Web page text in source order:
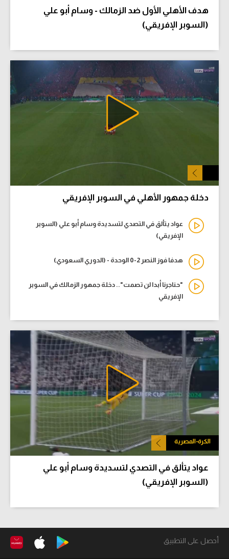
هدف الأهلي الأول ضد الزمالك - وسام أبو علي
(السوبر الإفريقي)
دخلة جمهور الأهلي في السوبر الإفريقي
عواد يتألق في التصدي لتسديدة وسام أبو علي (السوبر
الإفريقي)
هدفا فوز النصر 2-0 الوحدة - (الدوري السعودي)
"حناجرنا أبدا لن تصمت".. دخلة جمهور الزمالك في السوبر
الإفريقي
الكرة-المصرية
عواد يتألق في التصدي لتسديدة وسام أبو علي
(السوبر الإفريقي)
أحصل على التطبيق